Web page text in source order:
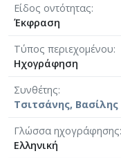
Είδος οντότητας
Έκφραση
Τύπος περιεχομένου
Ηχογράφηση
Συνθέτης
Τσιτσάνης, Βασίλης
Γλώσσα ηχογράφησης
Ελληνική